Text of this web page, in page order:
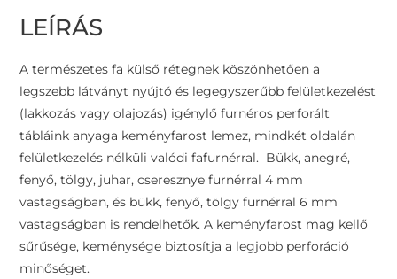
LEÍRÁS
A természetes fa külső rétegnek köszönhetően a
legszebb látványt nyújtó és legegyszerűbb felületkezelést
(lakkozás vagy olajozás) igénylő furnéros perforált
tábláink anyaga keményfarost lemez, mindkét oldalán
felületkezelés nélküli valódi fafurnérral. Bükk, anegré,
fenyő, tölgy, juhar, cseresznye furnérral 4 mm
vastagságban, és bükk, fenyő, tölgy furnérral 6 mm
vastagságban is rendelhetők. A keményfarost mag kellő
sűrűsége, keménysége biztosítja a legjobb perforáció
minőséget.